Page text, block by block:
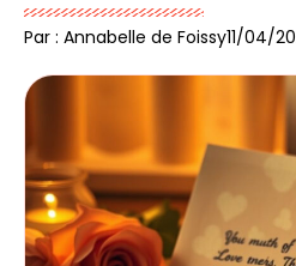
Par : Annabelle de Foissy11/04/